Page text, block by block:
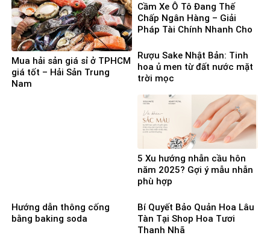
Mua hải sản giá sỉ ở TPHCM
giá tốt – Hải Sản Trung
Nam
Cầm Xe Ô Tô Đang Thế
Chấp Ngân Hàng – Giải
Pháp Tài Chính Nhanh Cho
Rượu Sake Nhật Bản: Tinh
hoa ủ men từ đất nước mặt
trời mọc
5 Xu hướng nhẫn cầu hôn
năm 2025? Gợi ý mẫu nhẫn
phù hợp
Hướng dẫn thông cống
bằng baking soda
Bí Quyết Bảo Quản Hoa Lâu
Tàn Tại Shop Hoa Tươi
Thanh Nhã